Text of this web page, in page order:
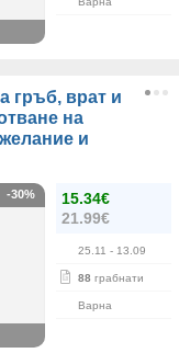
гръб, врат и
на
и
15.34€
21.99€
25.11 - 13.09
88 грабнати
Варна
-30%